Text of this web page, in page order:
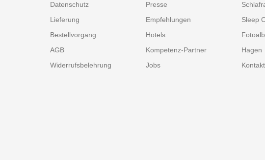
Datenschutz
Lieferung
Bestellvorgang
AGB
Widerrufsbelehrung
Presse
Empfehlungen
Hotels
Kompetenz-Partner
Jobs
Sleep
Hagen
Kontakt